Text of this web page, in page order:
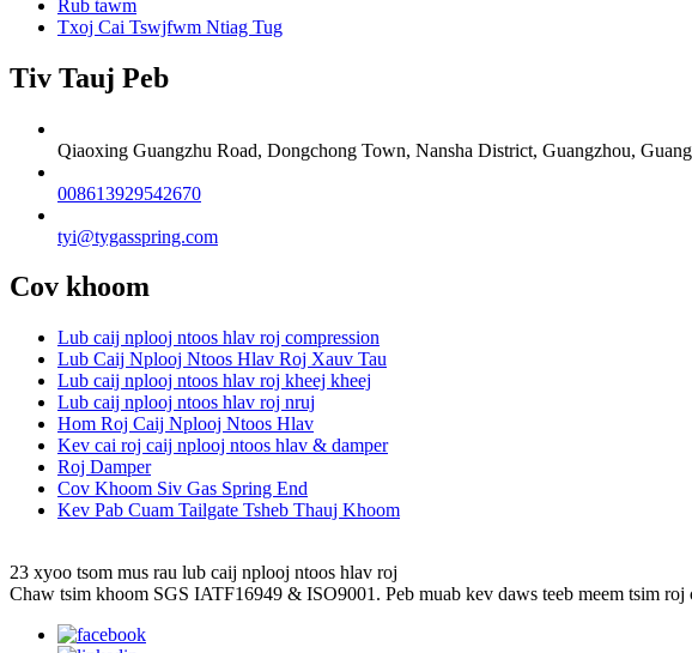
Rub tawm
Txoj Cai Tswjfwm Ntiag Tug
Tiv Tauj Peb
Qiaoxing Guangzhu Road, Dongchong Town, Nansha District, Guangzhou,
008613929542670
tyi@tygasspring.com
Cov khoom
Lub caij nplooj ntoos hlav roj compression
Lub Caij Nplooj Ntoos Hlav Roj Xauv Tau
Lub caij nplooj ntoos hlav roj kheej kheej
Lub caij nplooj ntoos hlav roj nruj
Hom Roj Caij Nplooj Ntoos Hlav
Kev cai roj caij nplooj ntoos hlav & damper
Roj Damper
Cov Khoom Siv Gas Spring End
Kev Pab Cuam Tailgate Tsheb Thauj Khoom
23 xyoo tsom mus rau lub caij nplooj ntoos hlav roj
Chaw tsim khoom SGS IATF16949 & ISO9001. Peb muab kev daws teeb meem tsim